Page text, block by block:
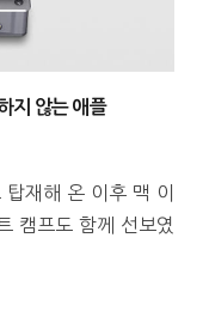
지 않는 애플
재해 온 이후 맥 이
캠프도 함께 선보였